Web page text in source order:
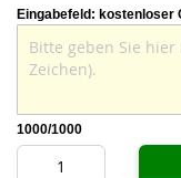
Eingabefeld: kostenloser
1000/1000